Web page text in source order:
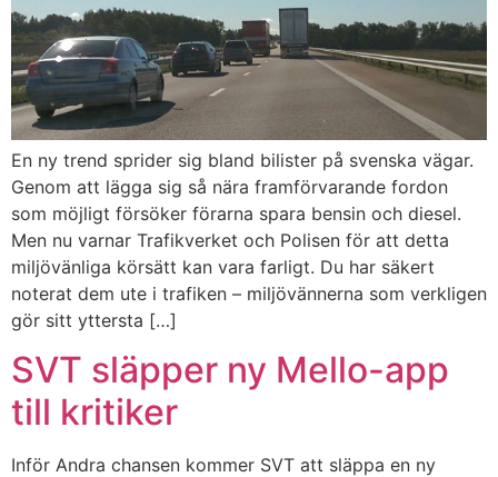
En ny trend sprider sig bland bilister på svenska vägar.
Genom att lägga sig så nära framförvarande fordon
som möjligt försöker förarna spara bensin och diesel.
Men nu varnar Trafikverket och Polisen för att detta
miljövänliga körsätt kan vara farligt. Du har säkert
noterat dem ute i trafiken – miljövännerna som verkligen
gör sitt yttersta […]
SVT släpper ny Mello-app
till kritiker
Inför Andra chansen kommer SVT att släppa en ny